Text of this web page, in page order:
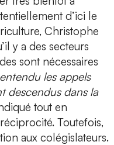
d’ici le
Christophe
y a des secteurs
sont nécessaires
les appels
descendus dans la
tout en
Toutefois,
aux colégislateurs.